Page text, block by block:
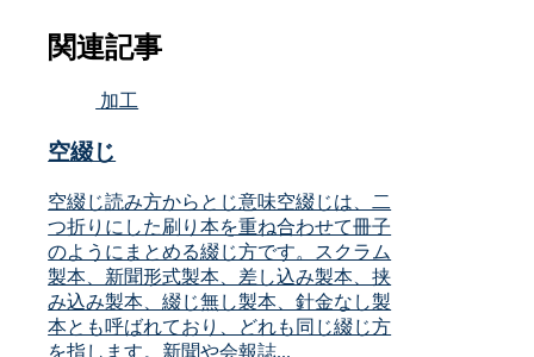
関連記事
加工
空綴じ
空綴じ読み方からとじ意味空綴じは、二
つ折りにした刷り本を重ね合わせて冊子
のようにまとめる綴じ方です。スクラム
製本、新聞形式製本、差し込み製本、挟
み込み製本、綴じ無し製本、針金なし製
本とも呼ばれており、どれも同じ綴じ方
を指します。新聞や会報誌...